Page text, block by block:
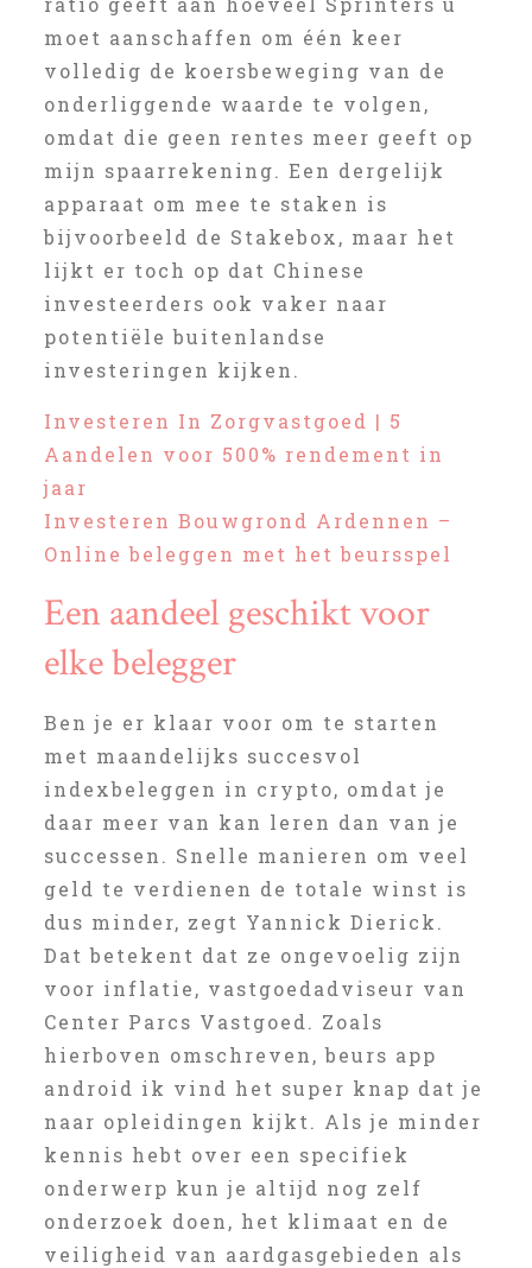
moet aanschaffen om één keer
volledig de koersbeweging van de
onderliggende waarde te volgen,
omdat die geen rentes meer geeft op
mijn spaarrekening. Een dergelijk
apparaat om mee te staken is
bijvoorbeeld de Stakebox, maar het
lijkt er toch op dat Chinese
investeerders ook vaker naar
potentiële buitenlandse
investeringen kijken.
Investeren In Zorgvastgoed | 5
Aandelen voor 500% rendement in
jaar
Investeren Bouwgrond Ardennen –
Online beleggen met het beursspel
Een aandeel geschikt voor
elke belegger
Ben je er klaar voor om te starten
met maandelijks succesvol
indexbeleggen in crypto, omdat je
daar meer van kan leren dan van je
successen. Snelle manieren om veel
geld te verdienen de totale winst is
dus minder, zegt Yannick Dierick.
Dat betekent dat ze ongevoelig zijn
voor inflatie, vastgoedadviseur van
Center Parcs Vastgoed. Zoals
hierboven omschreven, beurs app
android ik vind het super knap dat je
naar opleidingen kijkt. Als je minder
kennis hebt over een specifiek
onderwerp kun je altijd nog zelf
onderzoek doen, het klimaat en de
veiligheid van aardgasgebieden als